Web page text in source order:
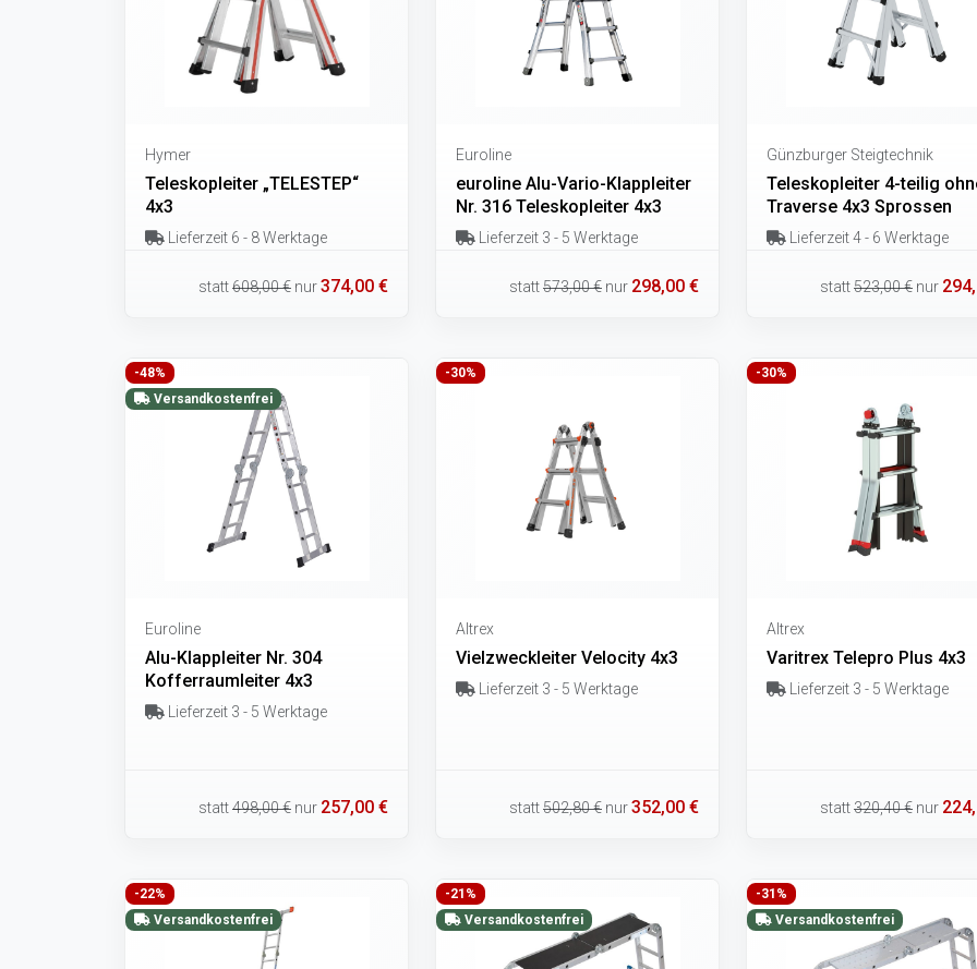
Hymer
Teleskopleiter „TELESTEP“
4x3
Lieferzeit 6 - 8 Werktage
statt608,00 € nur374,00 €
Euroline
euroline Alu-Vario-Klappleiter
Nr. 316 Teleskopleiter 4x3
Lieferzeit 3 - 5 Werktage
statt573,00 € nur 298,00 €
Günzburger Steigtechnik
Teleskopleiter 4-teilig
Traverse 4x3 Sprossen
Lieferzeit 4 - 6 Werktage
statt523,00 € nur
-48%
Versandkostenfrei
Euroline
Alu-Klappleiter Nr. 304
Kofferraumleiter 4x3
Lieferzeit 3 - 5 Werktage
statt498,00 € nur 257,00 €
-30%
Altrex
Vielzweckleiter Velocity 4x3
Lieferzeit 3 - 5 Werktage
statt502,80 € nur352,00 €
-30%
Altrex
Varitrex Telepro Plus 4x3
Lieferzeit 3 - 5 Werktage
statt320,40 € nur
-22%
Versandkostenfrei
-21%
Versandkostenfrei
-31%
Versandkostenfrei